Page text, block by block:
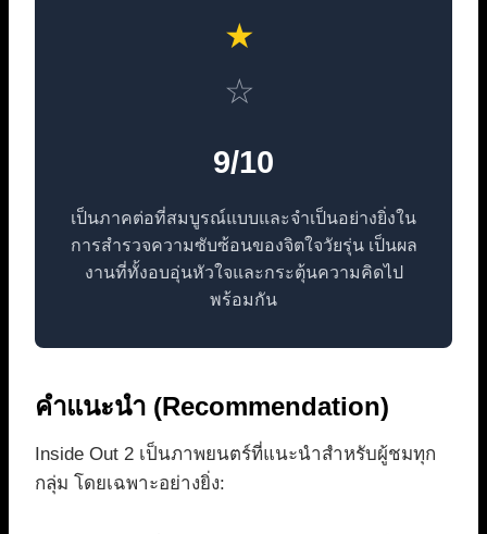
★
☆
9/10
เป็นภาคต่อที่สมบูรณ์แบบและจำเป็นอย่างยิ่งใน
การสำรวจความซับซ้อนของจิตใจวัยรุ่น เป็นผล
งานที่ทั้งอบอุ่นหัวใจและกระตุ้นความคิดไป
พร้อมกัน
คำแนะนำ (Recommendation)
Inside Out 2 เป็นภาพยนตร์ที่แนะนำสำหรับผู้ชมทุก
กลุ่ม โดยเฉพาะอย่างยิ่ง: